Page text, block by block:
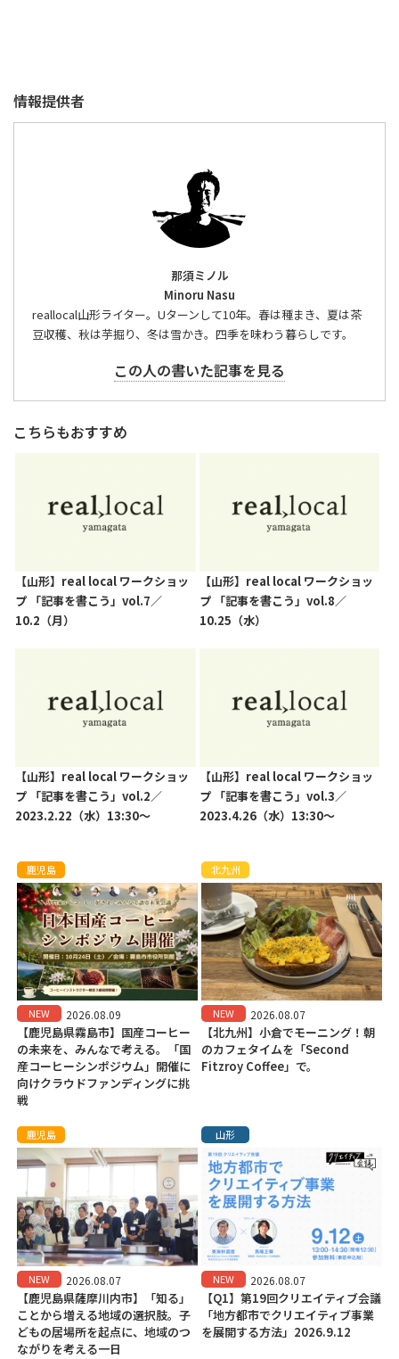
情報提供者
那須ミノル
Minoru Nasu
reallocal山形ライター。Uターンして10年。春は種まき、夏は茶
豆収穫、秋は芋掘り、冬は雪かき。四季を味わう暮らしです。
この人の書いた記事を見る
こちらもおすすめ
【山形】real local ワークショッ
プ 「記事を書こう」vol.7／
10.2（月）
【山形】real local ワークショッ
プ 「記事を書こう」vol.8／
10.25（水）
【山形】real local ワークショッ
プ 「記事を書こう」vol.2／
2023.2.22（水）13:30〜
【山形】real local ワークショッ
プ 「記事を書こう」vol.3／
2023.4.26（水）13:30〜
鹿児島
NEW 2026.08.09
【鹿児島県霧島市】国産コーヒー
の未来を、みんなで考える。「国
産コーヒーシンポジウム」開催に
向けクラウドファンディングに挑
戦
北九州
NEW 2026.08.07
【北九州】小倉でモーニング！朝
のカフェタイムを「Second
Fitzroy Coffee」で。
鹿児島
NEW 2026.08.07
【鹿児島県薩摩川内市】「知る」
ことから増える地域の選択肢。子
どもの居場所を起点に、地域のつ
ながりを考える一日
山形
NEW 2026.08.07
【Q1】第19回クリエイティブ会議
「地方都市でクリエイティブ事業
を展開する方法」2026.9.12